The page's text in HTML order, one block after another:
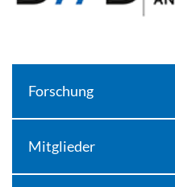
Forschung
Mitglieder